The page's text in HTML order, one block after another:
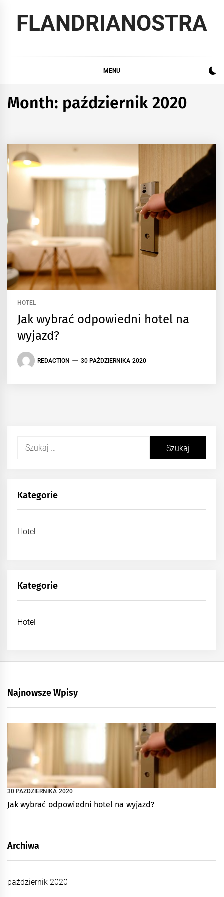
contentFLANDRIANOSTRA
MENU
Month: październik 2020
HOTEL
Jak wybrać odpowiedni hotel na
wyjazd?
REDACTION 30 PAŹDZIERNIKA 2020
Szukaj:
Kategorie
Hotel
Kategorie
Hotel
Najnowsze Wpisy
30 PAŹDZIERNIKA 2020
Jak wybrać odpowiedni hotel na wyjazd?
Archiwa
październik 2020